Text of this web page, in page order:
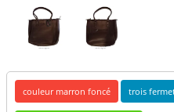
couleur marron foncé trois